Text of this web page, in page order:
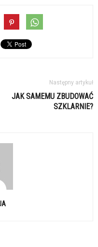
Następny artykuł
JAK SAMEMU ZBUDOWAĆ
SZKLARNIE?